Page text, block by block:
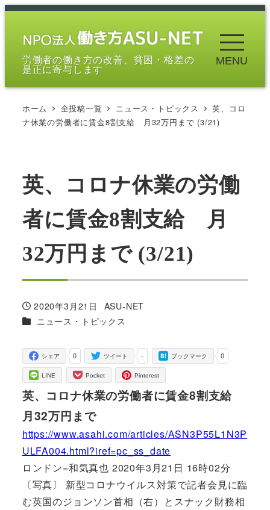
メ
労働者の働き方の改善、貧困・格差の
是正に寄与します
MENU
ホーム 全投稿一覧 ニュース・トピックス
英、コロ
ナ休業の労働者に賃金8割支給 月32万円まで (3/21)
英、コロナ休業の労働
者に賃金8割支給 月
32万円まで (3/21)
投稿日
2020年3月21日
著
者
ASU-NET
カテゴリー
ニュース・トピックス
0
シェア -
ツイート 0
ブックマーク
LINE Pocket Pinterest
英、コロナ休業の労働者に賃金8割支給
月32万円まで
https://www.asahi.com/articles/ASN3P55L1N3P
ULFA004.html?iref=pc_ss_date
ロンドン=和気真也 2020年3月21日 16時02分
〔写真〕 新型コロナウイルス対策で記者会見に臨
む英国のジョンソン首相（右）とスナック財務相